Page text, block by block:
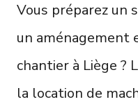
Vous préparez un
un aménagement
chantier à Liège ?
la location de